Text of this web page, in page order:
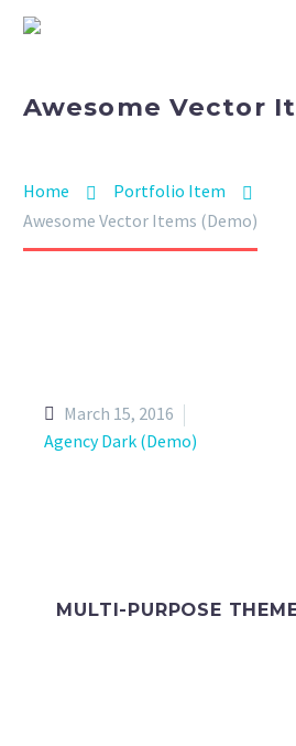
Awesome Vector
Home
Portfolio Item
Awesome Vector Items (Demo)
March 15, 2016
Agency Dark (Demo)
MULTI-PURPOSE